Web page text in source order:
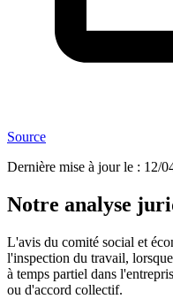
Source
Dernière mise à jour le : 12/
Notre analyse
L'avis du comité social et
l'inspection du travail,
à temps partiel dans
ou d'accord collectif.